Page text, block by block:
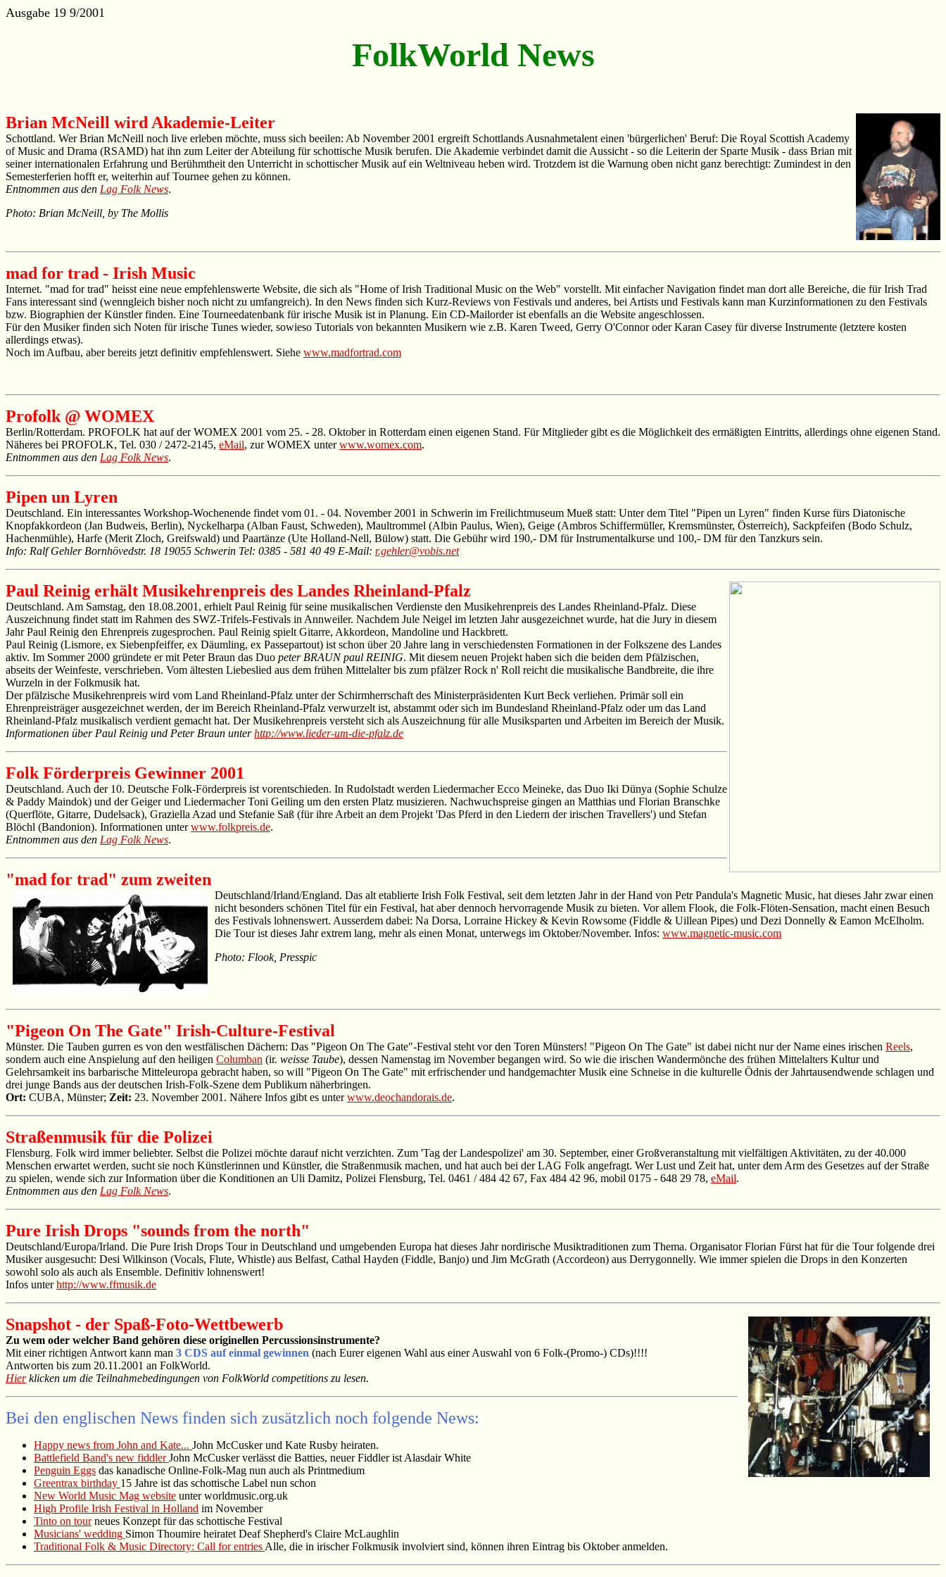
Ausgabe 19 9/2001
FolkWorld News
Brian McNeill wird Akademie-Leiter
Schottland. Wer Brian McNeill noch live erleben möchte, muss sich beeilen: Ab November 2001 ergreift Schottlands Ausnahmetalent einen 'bürgerlichen' Beruf: Die Royal Scottish Academy
of Music and Drama (RSAMD) hat ihn zum Leiter der Abteilung für schottische Musik berufen. Die Akademie verbindet damit die Aussicht - so die Leiterin der Sparte Musik - dass Brian mit
seiner internationalen Erfahrung und Berühmtheit den Unterricht in schottischer Musik auf ein Weltniveau heben wird. Trotzdem ist die Warnung oben nicht ganz berechtigt: Zumindest in den
Semesterferien hofft er, weiterhin auf Tournee gehen zu können.
Entnommen aus den Lag Folk News.
Photo: Brian McNeill, by The Mollis
mad for trad - Irish Music
Internet. "mad for trad" heisst eine neue empfehlenswerte Website, die sich als "Home of Irish Traditional Music on the Web" vorstellt. Mit einfacher Navigation findet man dort alle Bereiche, die für Irish Trad
Fans interessant sind (wenngleich bisher noch nicht zu umfangreich). In den News finden sich Kurz-Reviews von Festivals und anderes, bei Artists und Festivals kann man Kurzinformationen zu den Festivals
bzw. Biographien der Künstler finden. Eine Tourneedatenbank für irische Musik ist in Planung. Ein CD-Mailorder ist ebenfalls an die Website angeschlossen.
Für den Musiker finden sich Noten für irische Tunes wieder, sowieso Tutorials von bekannten Musikern wie z.B. Karen Tweed, Gerry O'Connor oder Karan Casey für diverse Instrumente (letztere kosten
allerdings etwas).
Noch im Aufbau, aber bereits jetzt definitiv empfehlenswert. Siehe www.madfortrad.com
Profolk @ WOMEX
Berlin/Rotterdam. PROFOLK hat auf der WOMEX 2001 vom 25. - 28. Oktober in Rotterdam einen eigenen Stand. Für Mitglieder gibt es die Möglichkeit des ermäßigten Eintritts, allerdings ohne eigenen Stand.
Näheres bei PROFOLK, Tel. 030 / 2472-2145, eMail, zur WOMEX unterwww.womex.com.
Entnommen aus den Lag Folk News.
Pipen un Lyren
Deutschland. Ein interessantes Workshop-Wochenende findet vom 01. - 04. November 2001 in Schwerin im Freilichtmuseum Mueß statt: Unter dem Titel "Pipen un Lyren" finden Kurse fürs Diatonische
Knopfakkordeon (Jan Budweis, Berlin), Nyckelharpa (Alban Faust, Schweden), Maultrommel (Albin Paulus, Wien), Geige (Ambros Schiffermüller, Kremsmünster, Österreich), Sackpfeifen (Bodo Schulz,
Hachenmühle), Harfe (Merit Zloch, Greifswald) und Paartänze (Ute Holland-Nell, Bülow) statt. Die Gebühr wird 190,- DM für Instrumentalkurse und 100,- DM für den Tanzkurs sein.
Info: Ralf Gehler Bornhövedstr. 18 19055 Schwerin Tel: 0385 - 581 40 49 E-Mail: r.gehler@vobis.net
Paul Reinig erhält Musikehrenpreis des Landes Rheinland-Pfalz
Deutschland. Am Samstag, den 18.08.2001, erhielt Paul Reinig für seine musikalischen Verdienste den Musikehrenpreis des Landes Rheinland-Pfalz. Diese
Auszeichnung findet statt im Rahmen des SWZ-Trifels-Festivals in Annweiler. Nachdem Jule Neigel im letzten Jahr ausgezeichnet wurde, hat die Jury in diesem
Jahr Paul Reinig den Ehrenpreis zugesprochen. Paul Reinig spielt Gitarre, Akkordeon, Mandoline und Hackbrett.
Paul Reinig (Lismore, ex Siebenpfeiffer, ex Däumling, ex Passepartout) ist schon über 20 Jahre lang in verschiedensten Formationen in der Folkszene des Landes
aktiv. Im Sommer 2000 gründete er mit Peter Braun das Duo peter BRAUN paul REINIG. Mit diesem neuen Projekt haben sich die beiden dem Pfälzischen,
abseits der Weinfeste, verschrieben. Vom ältesten Liebeslied aus dem frühen Mittelalter bis zum pfälzer Rock n' Roll reicht die musikalische Bandbreite, die ihre
Wurzeln in der Folkmusik hat.
Der pfälzische Musikehrenpreis wird vom Land Rheinland-Pfalz unter der Schirmherrschaft des Ministerpräsidenten Kurt Beck verliehen. Primär soll ein
Ehrenpreisträger ausgezeichnet werden, der im Bereich Rheinland-Pfalz verwurzelt ist, abstammt oder sich im Bundesland Rheinland-Pfalz oder um das Land
Rheinland-Pfalz musikalisch verdient gemacht hat. Der Musikehrenpreis versteht sich als Auszeichnung für alle Musiksparten und Arbeiten im Bereich der Musik.
Informationen über Paul Reinig und Peter Braun unterhttp://www.lieder-um-die-pfalz.de
Folk Förderpreis Gewinner 2001
Deutschland. Auch der 10. Deutsche Folk-Förderpreis ist vorentschieden. In Rudolstadt werden Liedermacher Ecco Meineke, das Duo Iki Dünya (Sophie Schulze
& Paddy Maindok) und der Geiger und Liedermacher Toni Geiling um den ersten Platz musizieren. Nachwuchspreise gingen an Matthias und Florian Branschke
(Querflöte, Gitarre, Dudelsack), Graziella Azad und Stefanie Saß (für ihre Arbeit an dem Projekt 'Das Pferd in den Liedern der irischen Travellers') und Stefan
Blöchl (Bandonion). Informationen unterwww.folkpreis.de.
Entnommen aus den Lag Folk News.
"mad for trad" zum zweiten
Deutschland/Irland/England. Das alt etablierte Irish Folk Festival, seit dem letzten Jahr in der Hand von Petr Pandula's Magnetic Music, hat dieses Jahr zwar einen
nicht besonders schönen Titel für ein Festival, hat aber dennoch hervorragende Musik zu bieten. Vor allem Flook, die Folk-Flöten-Sensation, macht einen Besuch
des Festivals lohnenswert. Ausserdem dabei: Na Dorsa, Lorraine Hickey & Kevin Rowsome (Fiddle & Uillean Pipes) und Dezi Donnelly & Eamon McElholm.
Die Tour ist dieses Jahr extrem lang, mehr als einen Monat, unterwegs im Oktober/November. Infos: www.magnetic-music.com
Photo: Flook, Presspic
"Pigeon On The Gate" Irish-Culture-Festival
Münster. Die Tauben gurren es von den westfälischen Dächern: Das "Pigeon On The Gate"-Festival steht vor den Toren Münsters! "Pigeon On The Gate" ist dabei nicht nur der Name eines irischen Reels,
sondern auch eine Anspielung auf den heiligen Columban (ir. weisse Taube), dessen Namenstag im November begangen wird. So wie die irischen Wandermönche des frühen Mittelalters Kultur und
Gelehrsamkeit ins barbarische Mitteleuropa gebracht haben, so will "Pigeon On The Gate" mit erfrischender und handgemachter Musik eine Schneise in die kulturelle Ödnis der Jahrtausendwende schlagen und
drei junge Bands aus der deutschen Irish-Folk-Szene dem Publikum näherbringen.
Ort: CUBA, Münster; Zeit: 23. November 2001. Nähere Infos gibt es unterwww.deochandorais.de.
Straßenmusik für die Polizei
Flensburg. Folk wird immer beliebter. Selbst die Polizei möchte darauf nicht verzichten. Zum 'Tag der Landespolizei' am 30. September, einer Großveranstaltung mit vielfältigen Aktivitäten, zu der 40.000
Menschen erwartet werden, sucht sie noch Künstlerinnen und Künstler, die Straßenmusik machen, und hat auch bei der LAG Folk angefragt. Wer Lust und Zeit hat, unter dem Arm des Gesetzes auf der Straße
zu spielen, wende sich zur Information über die Konditionen an Uli Damitz, Polizei Flensburg, Tel. 0461 / 484 42 67, Fax 484 42 96, mobil 0175 - 648 29 78, eMail.
Entnommen aus den Lag Folk News.
Pure Irish Drops "sounds from the north"
Deutschland/Europa/Irland. Die Pure Irish Drops Tour in Deutschland und umgebenden Europa hat dieses Jahr nordirische Musiktraditionen zum Thema. Organisator Florian Fürst hat für die Tour folgende drei
Musiker ausgesucht: Desi Wilkinson (Vocals, Flute, Whistle) aus Belfast, Cathal Hayden (Fiddle, Banjo) und Jim McGrath (Accordeon) aus Derrygonnelly. Wie immer spielen die Drops in den Konzerten
sowohl solo als auch als Ensemble. Definitiv lohnenswert!
Infos unterhttp://www.ffmusik.de
Snapshot - der Spaß-Foto-Wettbewerb
Zu wem oder welcher Band gehören diese originellen Percussionsinstrumente?
Mit einer richtigen Antwort kann man 3 CDS auf einmal gewinnen (nach Eurer eigenen Wahl aus einer Auswahl von 6 Folk-(Promo-) CDs)!!!!
Antworten bis zum 20.11.2001 an FolkWorld.
Hierklicken um die Teilnahmebedingungen von FolkWorld competitions zu lesen.
Bei den englischen News finden sich zusätzlich noch folgende News:
Happy news from John and Kate... John McCusker und Kate Rusby heiraten.
Battlefield Band's new fiddlerJohn McCusker verlässt die Batties, neuer Fiddler ist Alasdair White
Penguin Eggs das kanadische Online-Folk-Mag nun auch als Printmedium
Greentrax birthday 15 Jahre ist das schottische Label nun schon
New World Music Mag website unter worldmusic.org.uk
High Profile Irish Festival in Holland im November
Tinto on tourneues Konzept für das schottische Festival
Musicians' wedding Simon Thoumire heiratet Deaf Shepherd's Claire McLaughlin
Traditional Folk & Music Directory: Call for entries Alle, die in irischer Folkmusik involviert sind, können ihren Eintrag bis Oktober anmelden.